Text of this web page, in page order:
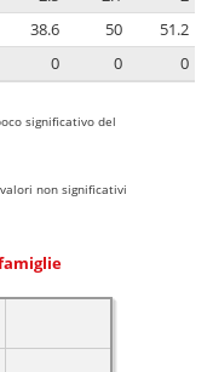
38.6 50
51.2
0 0 0
significativo del
non significativi